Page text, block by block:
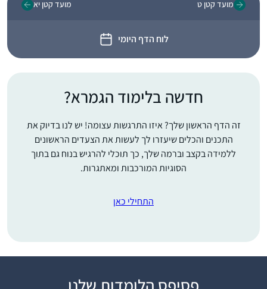
מועד קטן ט
לוח הדף היומי
מועד קטן יא
חדשה בלימוד הגמרא?
זה הדף הראשון שלך? איזו התרגשות עצומה! יש לנו בדיוק את
התכנים והכלים שיעזרו לך לעשות את הצעדים הראשונים
ללמידה בקצב וברמה שלך, כך תוכלי להרגיש בנוח גם בתוך
הסוגיות המורכבות ומאתגרות.
התחילי כאן